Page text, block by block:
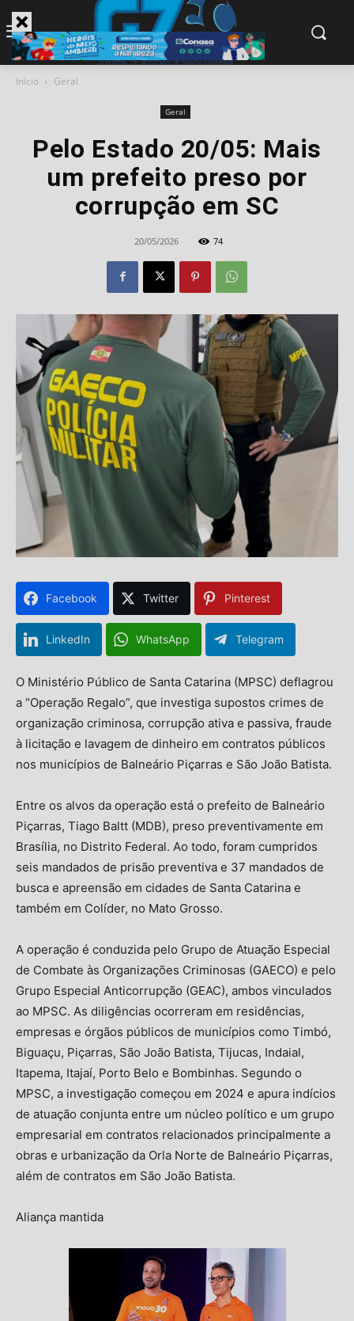
Início Geral
Geral
Pelo Estado 20/05: Mais
um prefeito preso por
corrupção em SC
20/05/2026 74
Facebook Twitter Pinterest
LinkedIn WhatsApp Telegram
O Ministério Público de Santa Catarina (MPSC) deflagrou
a “Operação Regalo”, que investiga supostos crimes de
organização criminosa, corrupção ativa e passiva, fraude
à licitação e lavagem de dinheiro em contratos públicos
nos municípios de Balneário Piçarras e São João Batista.
Entre os alvos da operação está o prefeito de Balneário
Piçarras, Tiago Baltt (MDB), preso preventivamente em
Brasília, no Distrito Federal. Ao todo, foram cumpridos
seis mandados de prisão preventiva e 37 mandados de
busca e apreensão em cidades de Santa Catarina e
também em Colíder, no Mato Grosso.
A operação é conduzida pelo Grupo de Atuação Especial
de Combate às Organizações Criminosas (GAECO) e pelo
Grupo Especial Anticorrupção (GEAC), ambos vinculados
ao MPSC. As diligências ocorreram em residências,
empresas e órgãos públicos de municípios como Timbó,
Biguaçu, Piçarras, São João Batista, Tijucas, Indaial,
Itapema, Itajaí, Porto Belo e Bombinhas. Segundo o
MPSC, a investigação começou em 2024 e apura indícios
de atuação conjunta entre um núcleo político e um grupo
empresarial em contratos relacionados principalmente a
obras e urbanização da Orla Norte de Balneário Piçarras,
além de contratos em São João Batista.
Aliança mantida
modal-check